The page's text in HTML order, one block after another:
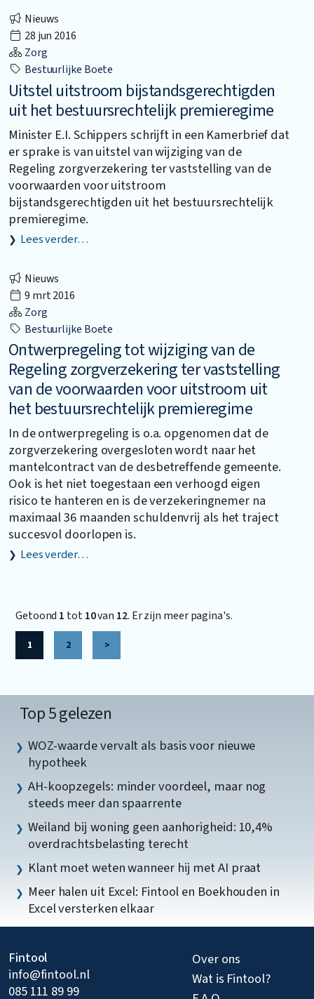
Nieuws
28 jun 2016
Zorg
Bestuurlijke Boete
Uitstel uitstroom bijstandsgerechtigden
uit het bestuursrechtelijk premieregime
Minister E.I. Schippers schrijft in een Kamerbrief dat
er sprake is van uitstel van wijziging van de
Regeling zorgverzekering ter vaststelling van de
voorwaarden voor uitstroom
bijstandsgerechtigden uit het bestuursrechtelijk
premieregime.
Lees verder…
Nieuws
9 mrt 2016
Zorg
Bestuurlijke Boete
Ontwerpregeling tot wijziging van de
Regeling zorgverzekering ter vaststelling
van de voorwaarden voor uitstroom uit
het bestuursrechtelijk premieregime
In de ontwerpregeling is o.a. opgenomen dat de
zorgverzekering overgesloten wordt naar het
mantelcontract van de desbetreffende gemeente.
Ook is het niet toegestaan een verhoogd eigen
risico te hanteren en is de verzekeringnemer na
maximaal 36 maanden schuldenvrij als het traject
succesvol doorlopen is.
Lees verder…
Getoond 1 tot10van 12. Er zijn meer pagina's.
1 2 >
Top 5 gelezen
WOZ-waarde vervalt als basis voor nieuwe
hypotheek
AH-koopzegels: minder voordeel, maar nog
steeds meer dan spaarrente
Weiland bij woning geen aanhorigheid: 10,4%
overdrachtsbelasting terecht
Klant moet weten wanneer hij met AI praat
Meer halen uit Excel: Fintool en Boekhouden in
Excel versterken elkaar
Fintool
info@fintool.nl
085 111 89 99
Over ons
Wat is Fintool?